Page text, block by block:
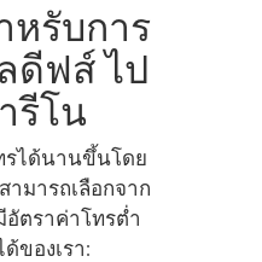
หรับการ
ดีฟส์ ไป
รีโน
รได้นานขึ้นโดย
มารถเลือกจาก
อัตราค่าโทรต่ำ
ของเรา: